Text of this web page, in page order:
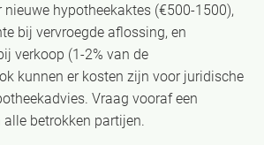
hypotheekaktes (€500-1500),
bij vervroegde aflossing, en
verkoop (1-2% van de
kunnen er kosten zijn voor juridische
Vraag vooraf een
betrokken partijen.